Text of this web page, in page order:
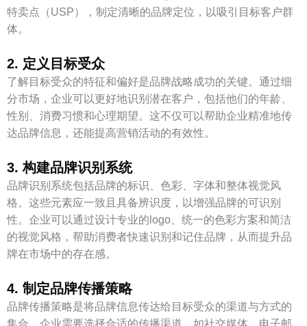
特卖点（USP），制定清晰的品牌定位，以吸引目标客户群
体。
2. 定义目标受众
了解目标受众的特征和偏好是品牌战略成功的关键。通过细
分市场，企业可以更好地识别潜在客户，包括他们的年龄、
性别、消费习惯和心理期望。这不仅可以帮助企业精准地传
达品牌信息，还能提高营销活动的有效性。
3. 构建品牌识别系统
品牌识别系统包括品牌的标识、色彩、字体和整体视觉风
格。这些元素应一致且具备辨识度，以增强品牌的可识别
性。企业可以通过设计专业的logo、统一的色彩方案和简洁
的视觉风格，帮助消费者快速识别和记住品牌，从而提升品
牌在市场中的存在感。
4. 制定品牌传播策略
品牌传播策略是将品牌信息传达给目标受众的渠道与方式的
集合。企业需要选择合适的传播渠道，如社交媒体、电子邮